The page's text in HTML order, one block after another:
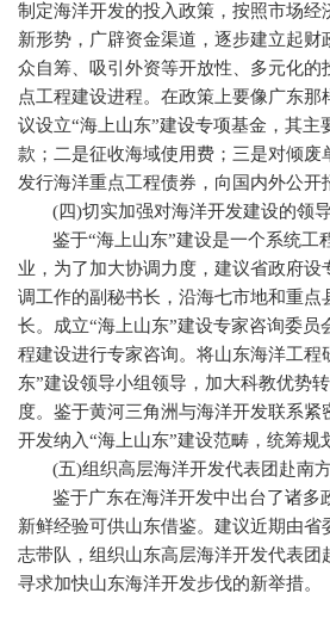
制定海洋开发的投入政策，按照市场经
新形势，广辟资金渠道，逐步建立起财
众自筹、吸引外资等开放性、多元化的
点工程建设进程。在政策上要像广东那
议设立“海上山东”建设专项基金，其主
款；二是征收海域使用费；三是对倾废
发行海洋重点工程债券，向国内外公开
(四)切实加强对海洋开发建设的领导
鉴于“海上山东”建设是一个系统工
业，为了加大协调力度，建议省政府设
调工作的副秘书长，沿海七市地和重点
长。成立“海上山东”建设专家咨询委员
程建设进行专家咨询。将山东海洋工程
东”建设领导小组领导，加大科教优势
度。鉴于黄河三角洲与海洋开发联系紧
开发纳入“海上山东”建设范畴，统筹规
(五)组织高层海洋开发代表团赴南
鉴于广东在海洋开发中出台了诸多
新鲜经验可供山东借鉴。建议近期由省
志带队，组织山东高层海洋开发代表团
寻求加快山东海洋开发步伐的新举措。